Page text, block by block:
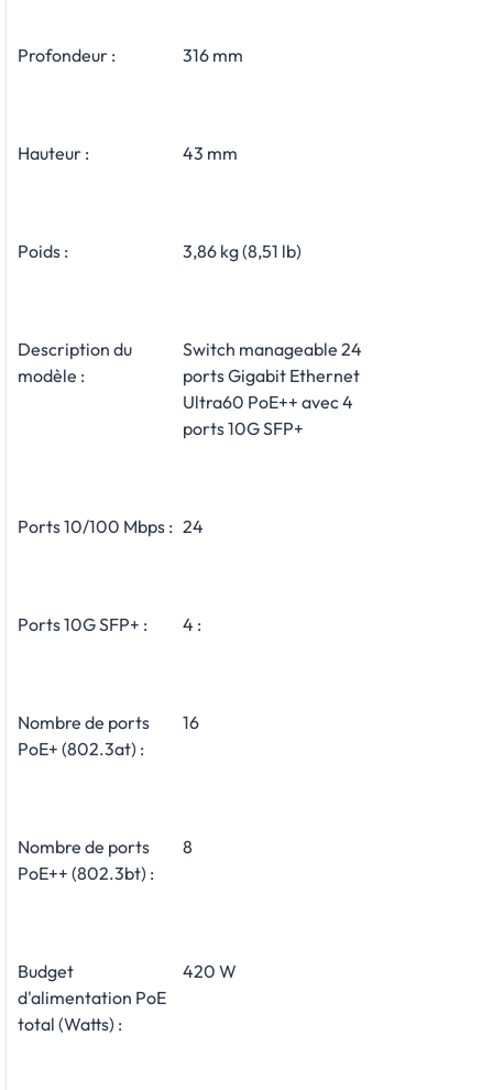
Profondeur : 316 mm
Hauteur : 43 mm
Poids : 3,86 kg (8,51 lb)
Description du
modèle :
Switch manageable 24
ports Gigabit Ethernet
Ultra60 PoE++ avec 4
ports 10G SFP+
Ports 10/100 Mbps : 24
Ports 10G SFP+ : 4 :
Nombre de ports
PoE+ (802.3at) :
16
Nombre de ports
PoE++ (802.3bt) :
8
Budget
d'alimentation PoE
total (Watts) :
420 W